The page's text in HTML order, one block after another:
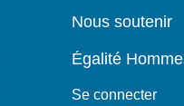
Nous soutenir
Égalité
Se connecter